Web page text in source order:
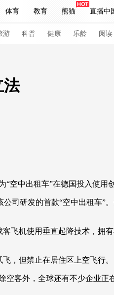
体育 教育 熊猫 直播中
妙语 热解读 天天学习
持人 下载央视影音
游 科普 健康 乐龄 阅读
会 NBA 中超
云起 超级工厂 智敬中国
法
中出租车”在德国投入使用创
研发的首款“空中出租车”
机使用垂直起降技术，拥有
但禁止在居住区上空飞行。
外，全球还有不少企业正